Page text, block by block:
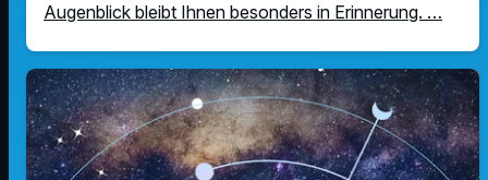
Augenblick bleibt Ihnen besonders in Erinnerung. …